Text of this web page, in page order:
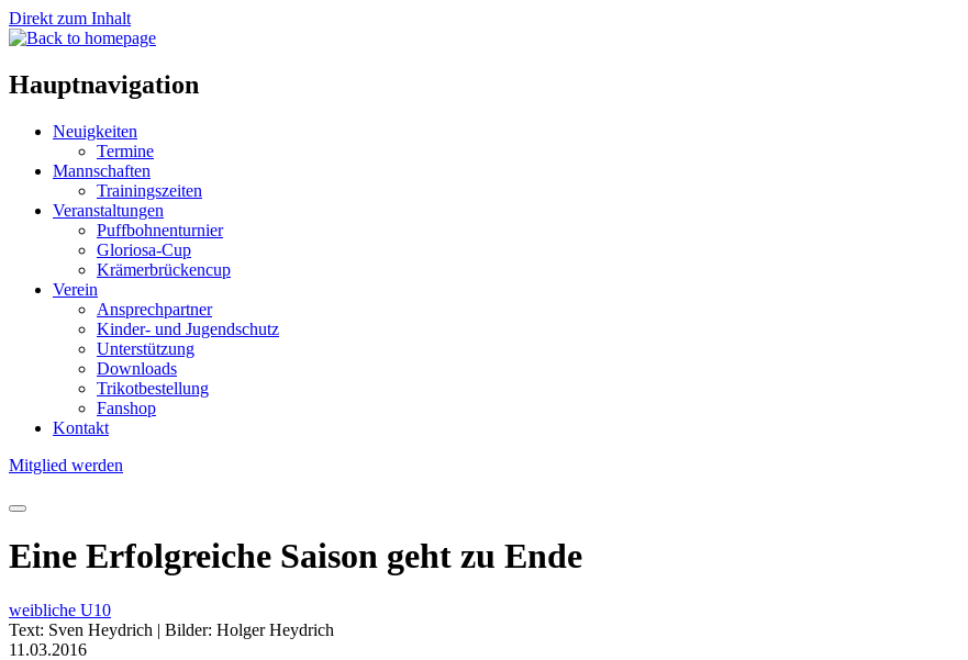
Direkt zum Inhalt
Hauptnavigation
Neuigkeiten
Termine
Mannschaften
Trainingszeiten
Veranstaltungen
Puffbohnenturnier
Gloriosa-Cup
Krämerbrückencup
Verein
Ansprechpartner
Kinder- und Jugendschutz
Unterstützung
Downloads
Trikotbestellung
Fanshop
Kontakt
Mitglied werden
Eine Erfolgreiche Saison geht zu Ende
weibliche U10
Text: Sven Heydrich | Bilder: Holger Heydrich
11.03.2016